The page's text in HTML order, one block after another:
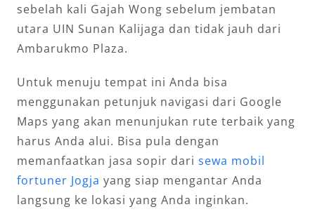
sebelah kali Gajah Wong sebelum jembatan
utara UIN Sunan Kalijaga dan tidak jauh dari
Ambarukmo Plaza.
Untuk menuju tempat ini Anda bisa
menggunakan petunjuk navigasi dari Google
Maps yang akan menunjukan rute terbaik yang
harus Anda alui. Bisa pula dengan
memanfaatkan jasa sopir dari sewa mobil
fortuner Jogja yang siap mengantar Anda
langsung ke lokasi yang Anda inginkan.